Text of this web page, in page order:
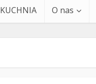
KUCHNIA O nas